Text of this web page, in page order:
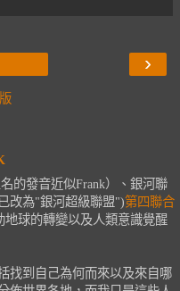
›
的發音近似Frank）、銀河聯
改為"銀河超級聯盟")第四聯合
地球的轉變以及人類意識覺醒
找到自己為何而來以及來自哪